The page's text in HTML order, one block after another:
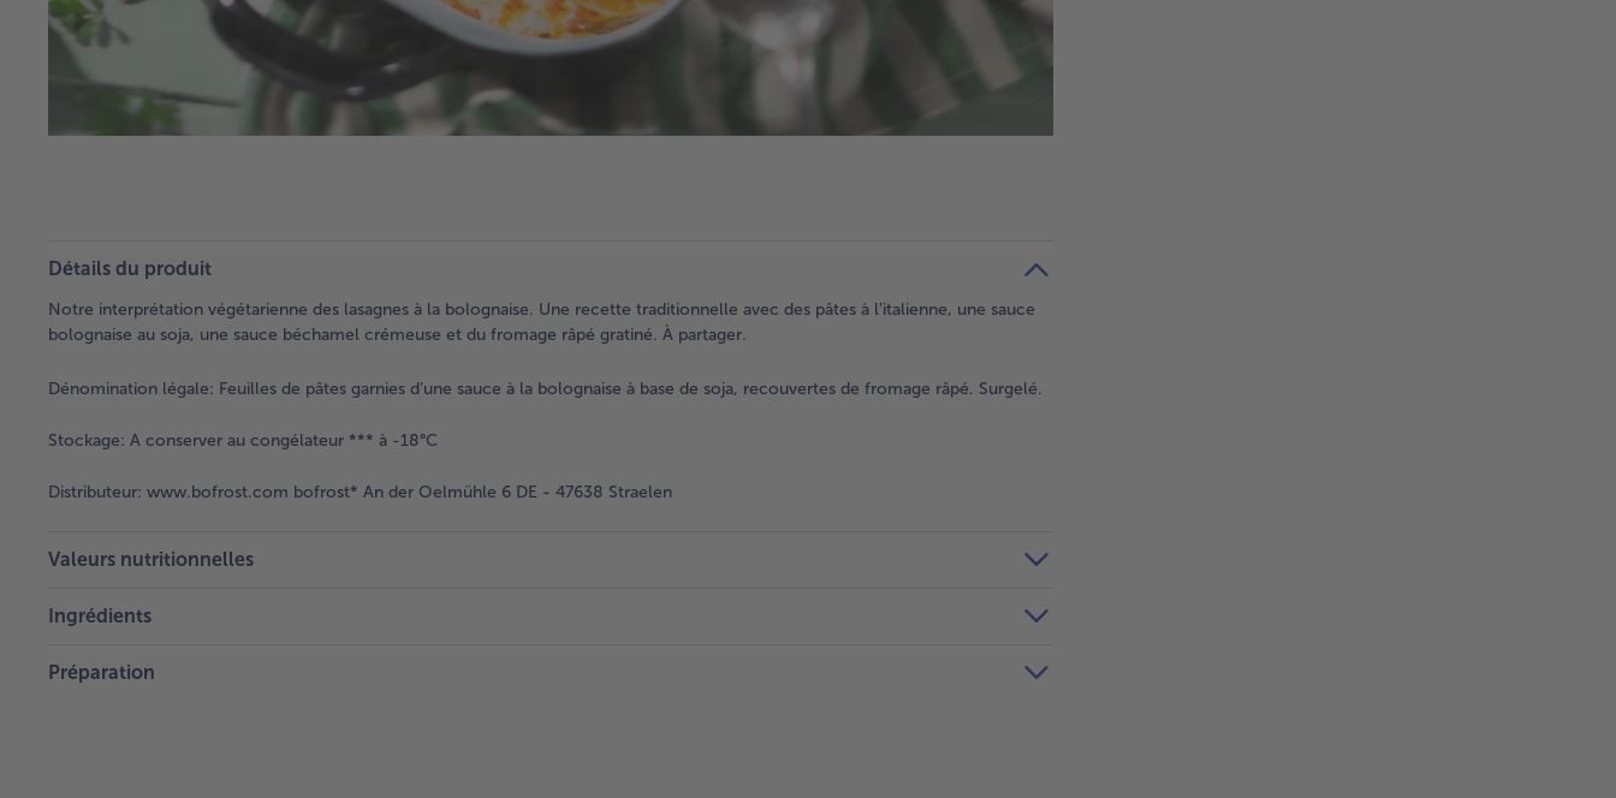
Détails du produit
Notre interprétation végétarienne des lasagnes à la bolognaise. Une recette traditionnelle avec des pâtes à l’italienne, une sauce
bolognaise au soja, une sauce béchamel crémeuse et du fromage râpé gratiné. À partager.
Dénomination légale: Feuilles de pâtes garnies d’une sauce à la bolognaise à base de soja, recouvertes de fromage râpé. Surgelé.
Stockage: A conserver au congélateur *** à -18°C
Distributeur: www.bofrost.com bofrost* An der Oelmühle 6 DE - 47638 Straelen
Valeurs nutritionnelles
Ingrédients
Préparation